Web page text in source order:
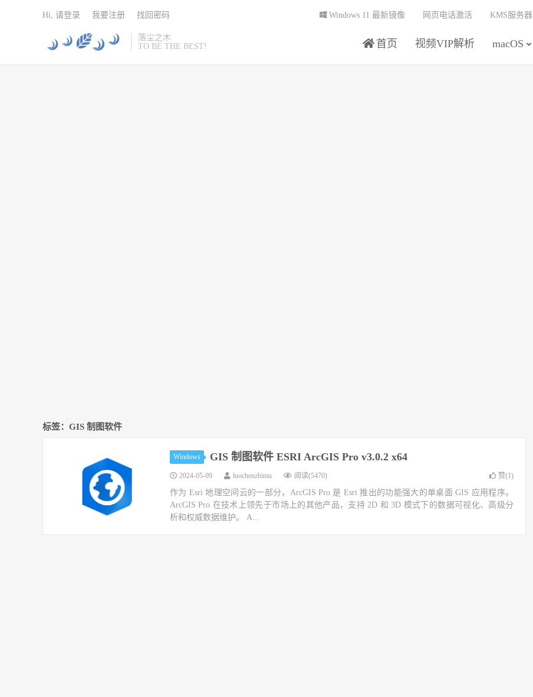
落尘之木
TO BE THE BEST!
首页 视频VIP解析 macOS
Windows 11 最新镜像 网页电话激活 KMS服务器
Hi, 请登录 我要注册 找回密码
标签：GIS 制图软件
Windows GIS 制图软件 ESRI ArcGIS Pro v3.0.2 x64
2024-05-09 luochenzhimu 阅读(5470) 赞(1)
作为 Esri 地理空间云的一部分，ArcGIS Pro 是 Esri 推出的功能强大的单桌面 GIS 应用程序。
ArcGIS Pro 在技术上领先于市场上的其他产品，支持 2D 和 3D 模式下的数据可视化、高级分
析和权威数据维护。 A...